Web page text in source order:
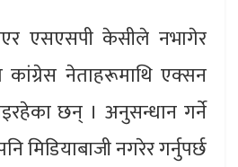
एसएसपी केसीले नभागेर
कांग्रेस नेताहरूमाथि एक्सन
छन् । अनुसन्धान गर्ने
मिडियाबाजी नगरेर गर्नुपर्छ